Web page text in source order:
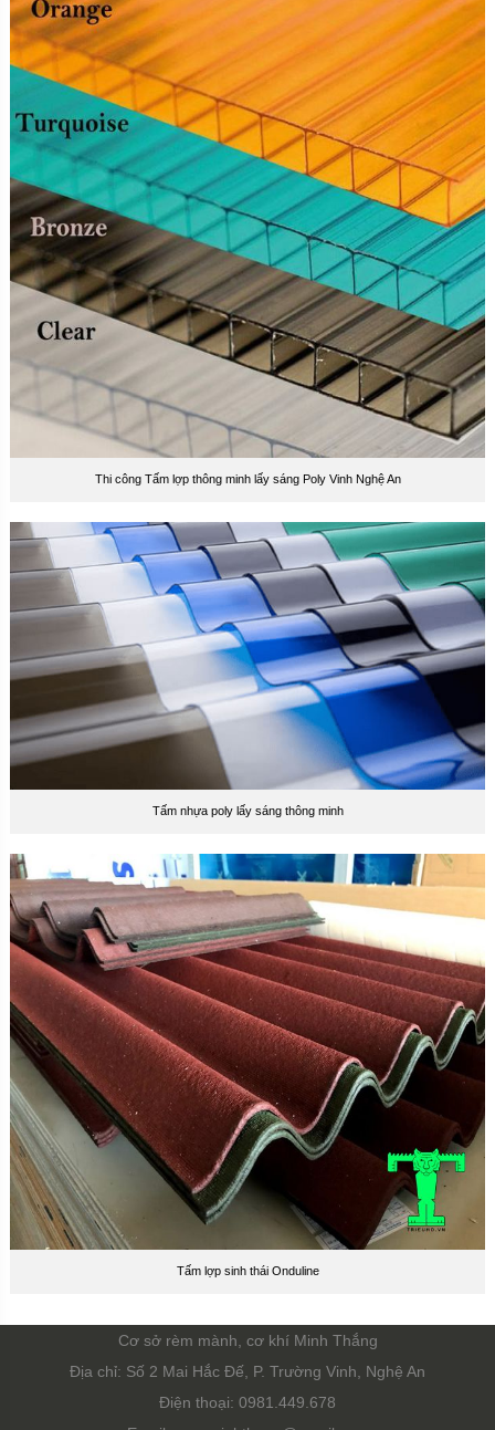
Thi công Tấm lợp thông minh lấy sáng Poly Vinh Nghệ An
Tấm nhựa poly lấy sáng thông minh
Tấm lợp sinh thái Onduline
Cơ sở rèm mành, cơ khí Minh Thắng
Địa chỉ: Số 2 Mai Hắc Đế, P. Trường Vinh, Nghệ An
Điện thoại: 0981.449.678